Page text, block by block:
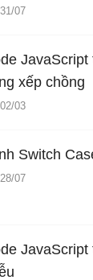
31/07
xếp chồng
02/03
Switch
28/07